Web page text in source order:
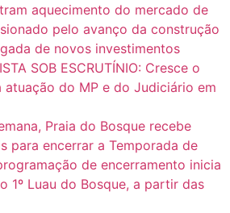
aquecimento do mercado de
pelo avanço da construção
de novos investimentos
SOB ESCRUTÍNIO: Cresce o
atuação do MP e do Judiciário em
Praia do Bosque recebe
para encerrar a Temporada de
de encerramento inicia
1º Luau do Bosque, a partir das